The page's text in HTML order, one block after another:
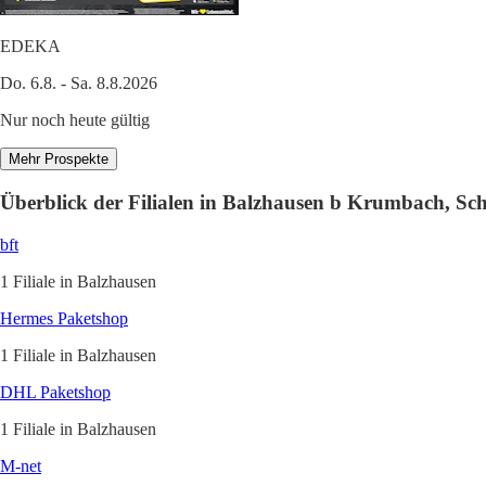
EDEKA
Do. 6.8. - Sa. 8.8.2026
Nur noch heute gültig
Mehr Prospekte
Überblick der Filialen in Balzhausen b Krumbach,
bft
1 Filiale in Balzhausen
Hermes Paketshop
1 Filiale in Balzhausen
DHL Paketshop
1 Filiale in Balzhausen
M-net